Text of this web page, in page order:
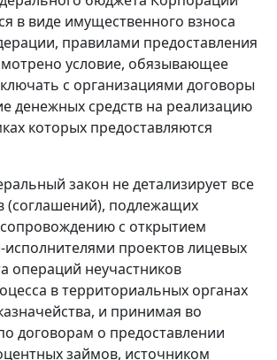
в виде имущественного взноса
правилами предоставления
условие, обязывающее
с организациями договоры
денежных средств на реализацию
которых предоставляются
закон не детализирует все
(соглашений), подлежащих
с открытием
проектов лицевых
операций неучастников
в территориальных органах
и принимая во
договорам о предоставлении
займов, источником